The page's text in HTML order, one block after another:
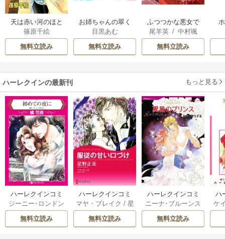
天は赤い河のほと
り
篠原千絵
無料立読み
お姉ちゃんの翠く
ん
目黒あむ
無料立読み
ふつつかな悪女で
はございますが ～
雛宮蝶鼠とりかえ
伝～
尾羊英/ 中村颯
希
/ ゆき哉
無料立読み
ハーレクインの最新刊 もっと見る
ハーレクインコミ
ックス セット 202
6年 vol.1064 1巻
ジーニー･ロンドン
橘花夜 / メアリ
ー･ライアンズ
無料立読み
ハーレクインコミ
ックス セット 202
6年 vol.1002 1巻
マヤ・ブレイク / 星
野正美/
ヘレン･ブ
ルックス/のわきね
無料立読み
ハーレクインコミ
ックス セット 202
6年 vol.1063 1巻
ニーナ･ブルーンス
おおつきちずる
レベッカ･ヨーク
無料立読み
ハ
ッ
ケ